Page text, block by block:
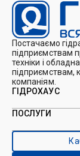
Постачаємо
підприємствам
техніки і
підприємствам,
компаніям.
ГІДРОХАУС
Про нас
Каталоги
ПОСЛУГИ
Виробництво
Виробництво